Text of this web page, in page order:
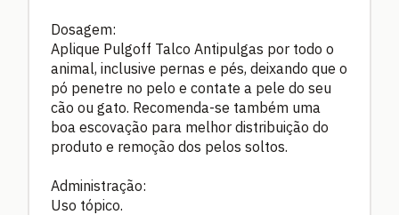
Dosagem:
Aplique Pulgoff Talco Antipulgas por todo o
animal, inclusive pernas e pés, deixando que o
pó penetre no pelo e contate a pele do seu
cão ou gato. Recomenda-se também uma
boa escovação para melhor distribuição do
produto e remoção dos pelos soltos.
Administração:
Uso tópico.